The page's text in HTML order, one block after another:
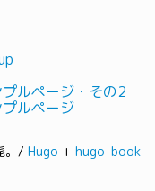
ルページ・その2
ルページ
。/ Hugo + hugo-book